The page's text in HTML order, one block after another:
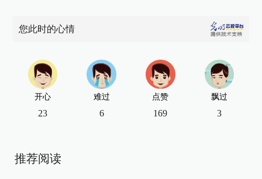
您此时的心情
开心
23
难过
6
点赞
169
飘过
3
推荐阅读